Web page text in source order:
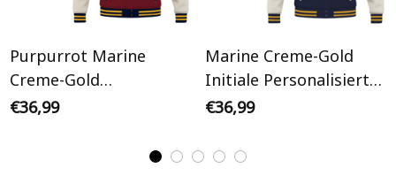
Purpurrot Marine
Creme-Gold
Personalisiertes Varsity
€36,99
Marine Creme-Gold
Initiale Personalisiertes
Varsity College Jacke
€36,99